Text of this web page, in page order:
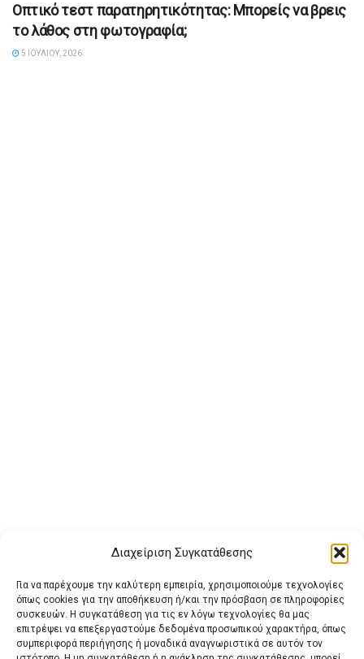
Διαχείριση Συγκατάθεσης
Για να παρέχουμε την καλύτερη εμπειρία, χρησιμοποιούμε τεχνολογίες
όπως cookies για την αποθήκευση ή/και την πρόσβαση σε πληροφορίες
συσκευών. Η συγκατάθεση για τις εν λόγω τεχνολογίες θα μας
επιτρέψει να επεξεργαστούμε δεδομένα προσωπικού χαρακτήρα, όπως
συμπεριφορά περιήγησης ή μοναδικά αναγνωριστικά σε αυτόν τον
Οπτικό τεστ παρατηρητικότητας: Μπορείς να βρεις
το λάθος στη φωτογραφία;
5 ΙΟΥΛΊΟΥ, 2026